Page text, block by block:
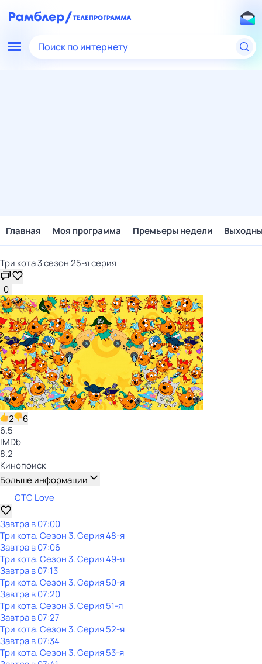
Поиск по интернету
Главная Моя программа Премьеры недели
Три кота 3 сезон 25-я серия
0
2
6
6.5
IMDb
8.2
Кинопоиск
Больше информации
СТС Love
Завтра в 07:00
Три кота. Сезон 3. Серия 48-я
Завтра в 07:06
Три кота. Сезон 3. Серия 49-я
Завтра в 07:13
Три кота. Сезон 3. Серия 50-я
Завтра в 07:20
Три кота. Сезон 3. Серия 51-я
Завтра в 07:27
Три кота. Сезон 3. Серия 52-я
Завтра в 07:34
Три кота. Сезон 3. Серия 53-я